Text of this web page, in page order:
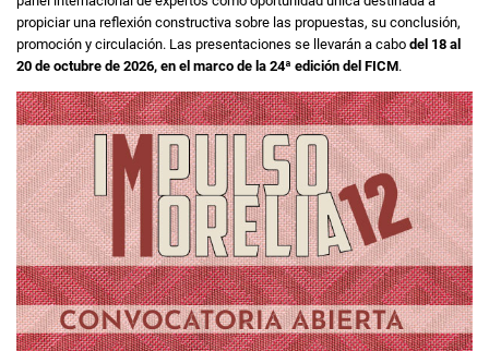
propiciar una reflexión constructiva sobre las propuestas, su conclusión,
promoción y circulación. Las presentaciones se llevarán a cabo del 18 al
20 de octubre de 2026, en el marco de la 24ª edición del FICM.